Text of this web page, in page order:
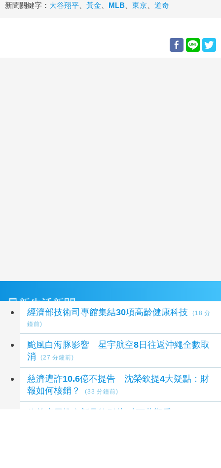
新聞關鍵字： 大谷翔平 黃金 MLB 東京 道奇
最新生活新聞
經濟部技術司專館集結30項高齡健康科技
(18 分
鐘前)
颱風白海豚影響 星宇航空8日往返沖繩全數取
消
(27 分鐘前)
慈濟遭詐10.6億不提告 沈榮欽提4大疑點：財
報如何核銷？
(33 分鐘前)
信義房屋推全新品牌影片 破百萬觀看